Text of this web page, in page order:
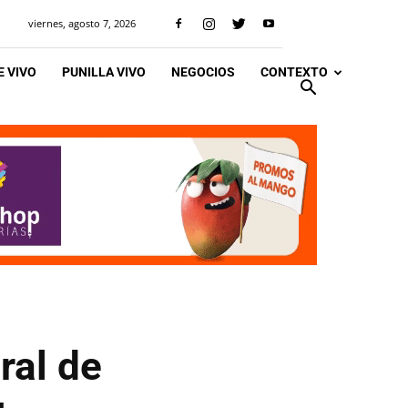
viernes, agosto 7, 2026
VIVO PUNILLA VIVO NEGOCIOS CONTEXTO
de